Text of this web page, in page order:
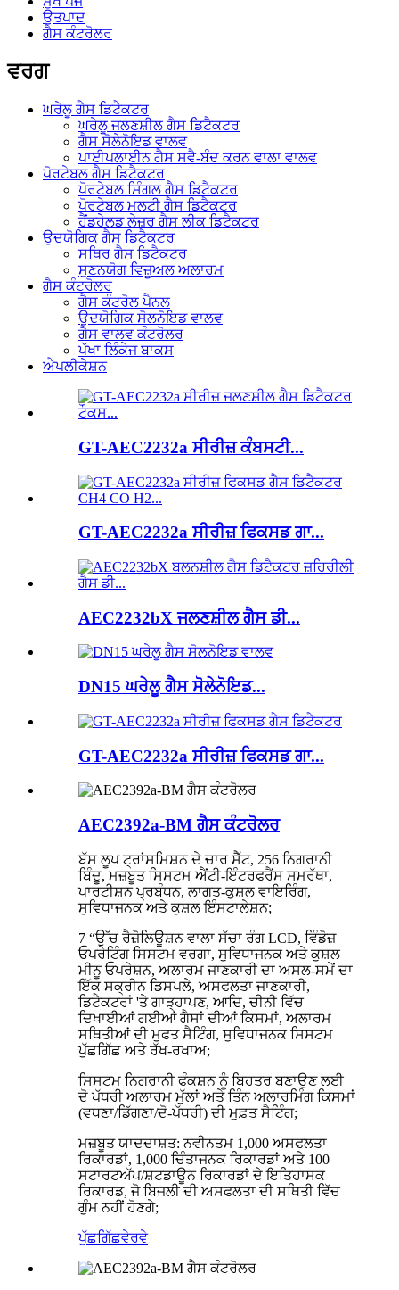
ਉਤਪਾਦ
ਗੈਸ ਕੰਟਰੋਲਰ
ਵਰਗ
ਘਰੇਲੂ ਗੈਸ ਡਿਟੈਕਟਰ
ਘਰੇਲੂ ਜਲਣਸ਼ੀਲ ਗੈਸ ਡਿਟੈਕਟਰ
ਗੈਸ ਸੋਲੇਨੋਇਡ ਵਾਲਵ
ਪਾਈਪਲਾਈਨ ਗੈਸ ਸਵੈ-ਬੰਦ ਕਰਨ ਵਾਲਾ ਵਾਲਵ
ਪੋਰਟੇਬਲ ਗੈਸ ਡਿਟੈਕਟਰ
ਪੋਰਟੇਬਲ ਸਿੰਗਲ ਗੈਸ ਡਿਟੈਕਟਰ
ਪੋਰਟੇਬਲ ਮਲਟੀ ਗੈਸ ਡਿਟੈਕਟਰ
ਹੈਂਡਹੇਲਡ ਲੇਜ਼ਰ ਗੈਸ ਲੀਕ ਡਿਟੈਕਟਰ
ਉਦਯੋਗਿਕ ਗੈਸ ਡਿਟੈਕਟਰ
ਸਥਿਰ ਗੈਸ ਡਿਟੈਕਟਰ
ਸੁਣਨਯੋਗ ਵਿਜ਼ੂਅਲ ਅਲਾਰਮ
ਗੈਸ ਕੰਟਰੋਲਰ
ਗੈਸ ਕੰਟਰੋਲ ਪੈਨਲ
ਉਦਯੋਗਿਕ ਸੋਲਨੋਇਡ ਵਾਲਵ
ਗੈਸ ਵਾਲਵ ਕੰਟਰੋਲਰ
ਪੱਖਾ ਲਿੰਕੇਜ ਬਾਕਸ
ਐਪਲੀਕੇਸ਼ਨ
GT-AEC2232a ਸੀਰੀਜ਼ ਕੰਬਸਟੀ...
GT-AEC2232a ਸੀਰੀਜ਼ ਫਿਕਸਡ ਗਾ...
AEC2232bX ਜਲਣਸ਼ੀਲ ਗੈਸ ਡੀ...
DN15 ਘਰੇਲੂ ਗੈਸ ਸੋਲੇਨੋਇਡ...
GT-AEC2232a ਸੀਰੀਜ਼ ਫਿਕਸਡ ਗਾ...
AEC2392a-BM ਗੈਸ ਕੰਟਰੋਲਰ
ਬੱਸ ਲੂਪ ਟ੍ਰਾਂਸਮਿਸ਼ਨ ਦੇ ਚਾਰ ਸੈੱਟ, 256 ਨਿਗਰਾਨੀ
ਬਿੰਦੂ, ਮਜ਼ਬੂਤ ​​ਸਿਸਟਮ ਐਂਟੀ-ਇੰਟਰਫਰੈਂਸ ਸਮਰੱਥਾ,
ਪਾਰਟੀਸ਼ਨ ਪ੍ਰਬੰਧਨ, ਲਾਗਤ-ਕੁਸ਼ਲ ਵਾਇਰਿੰਗ,
ਸੁਵਿਧਾਜਨਕ ਅਤੇ ਕੁਸ਼ਲ ਇੰਸਟਾਲੇਸ਼ਨ;
7 “ਉੱਚ ਰੈਜ਼ੋਲਿਊਸ਼ਨ ਵਾਲਾ ਸੱਚਾ ਰੰਗ LCD, ਵਿੰਡੋਜ਼
ਓਪਰੇਟਿੰਗ ਸਿਸਟਮ ਵਰਗਾ, ਸੁਵਿਧਾਜਨਕ ਅਤੇ ਕੁਸ਼ਲ
ਮੀਨੂ ਓਪਰੇਸ਼ਨ, ਅਲਾਰਮ ਜਾਣਕਾਰੀ ਦਾ ਅਸਲ-ਸਮੇਂ ਦਾ
ਇੱਕ ਸਕ੍ਰੀਨ ਡਿਸਪਲੇ, ਅਸਫਲਤਾ ਜਾਣਕਾਰੀ,
ਡਿਟੈਕਟਰਾਂ 'ਤੇ ਗਾੜ੍ਹਾਪਣ, ਆਦਿ, ਚੀਨੀ ਵਿੱਚ
ਦਿਖਾਈਆਂ ਗਈਆਂ ਗੈਸਾਂ ਦੀਆਂ ਕਿਸਮਾਂ, ਅਲਾਰਮ
ਸਥਿਤੀਆਂ ਦੀ ਮੁਫਤ ਸੈਟਿੰਗ, ਸੁਵਿਧਾਜਨਕ ਸਿਸਟਮ
ਪੁੱਛਗਿੱਛ ਅਤੇ ਰੱਖ-ਰਖਾਅ;
ਸਿਸਟਮ ਨਿਗਰਾਨੀ ਫੰਕਸ਼ਨ ਨੂੰ ਬਿਹਤਰ ਬਣਾਉਣ ਲਈ
ਦੋ ਪੱਧਰੀ ਅਲਾਰਮ ਮੁੱਲਾਂ ਅਤੇ ਤਿੰਨ ਅਲਾਰਮਿੰਗ ਕਿਸਮਾਂ
(ਵਧਣਾ/ਡਿੱਗਣਾ/ਦੋ-ਪੱਧਰੀ) ਦੀ ਮੁਫ਼ਤ ਸੈਟਿੰਗ;
ਮਜ਼ਬੂਤ ​​ਯਾਦਦਾਸ਼ਤ: ਨਵੀਨਤਮ 1,000 ਅਸਫਲਤਾ
ਰਿਕਾਰਡਾਂ, 1,000 ਚਿੰਤਾਜਨਕ ਰਿਕਾਰਡਾਂ ਅਤੇ 100
ਸਟਾਰਟਅੱਪ/ਸ਼ਟਡਾਊਨ ਰਿਕਾਰਡਾਂ ਦੇ ਇਤਿਹਾਸਕ
ਰਿਕਾਰਡ, ਜੋ ਬਿਜਲੀ ਦੀ ਅਸਫਲਤਾ ਦੀ ਸਥਿਤੀ ਵਿੱਚ
ਗੁੰਮ ਨਹੀਂ ਹੋਣਗੇ;
ਪੁੱਛਗਿੱਛਵੇਰਵੇ